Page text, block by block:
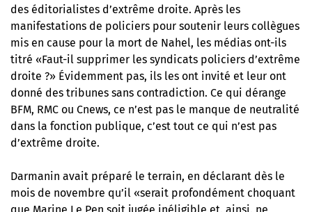
des éditorialistes d’extrême droite. Après les
manifestations de policiers pour soutenir leurs collègues
mis en cause pour la mort de Nahel, les médias ont-ils
titré «Faut-il supprimer les syndicats policiers d’extrême
droite ?» Évidemment pas, ils les ont invité et leur ont
donné des tribunes sans contradiction. Ce qui dérange
BFM, RMC ou Cnews, ce n’est pas le manque de neutralité
dans la fonction publique, c’est tout ce qui n’est pas
d’extrême droite.
Darmanin avait préparé le terrain, en déclarant dès le
mois de novembre qu’il «serait profondément choquant